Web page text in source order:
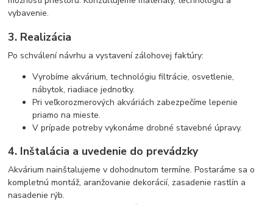
vybavenie.
3. Realizácia
Po schválení návrhu a vystavení zálohovej faktúry:
Vyrobíme akvárium, technológiu filtrácie, osvetlenie,
nábytok, riadiace jednotky.
Pri veľkorozmerových akváriách zabezpečíme lepenie
priamo na mieste.
V prípade potreby vykonáme drobné stavebné úpravy.
4. Inštalácia a uvedenie do prevádzky
Akvárium nainštalujeme v dohodnutom termíne. Postaráme sa o
kompletnú montáž, aranžovanie dekorácií, zasadenie rastlín a
nasadenie rýb.